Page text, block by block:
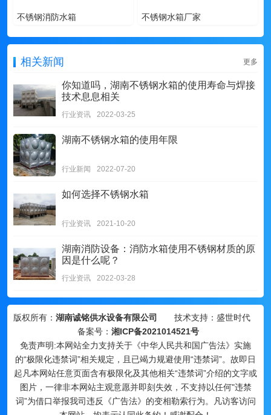
不锈钢消防水箱 不锈钢水箱厂家
相关新闻 更多
你知道吗，湖南不锈钢水箱的使用寿命与焊接
技术息息相关
行业资讯 2022-03-25
湖南不锈钢水箱的使用年限
行业新闻 2022-07-20
如何选择不锈钢水箱
行业资讯 2021-10-20
湖南消防设备：消防水箱使用不锈钢材质的原
因是什么呢？
行业资讯 2022-03-28
版权所有： 湖南诚铭供水设备有限公司
技术支持：盛世时代
备案号： 湘ICP备2021014521号
免责声明:本网站全力支持关于《中华人民共和国广告法》实施
的“极限化违禁词”相关规定，且已竭力规避使用“违禁词”。故即日
起凡本网站任意页面含有极限化及其他相关“违禁词”介绍的文字或
图片，一律非本网站主观意愿并即刻失效，不支持以任何"违禁
词”为借口举报我司违反《广告法》的变相勒索行为。凡访客访问